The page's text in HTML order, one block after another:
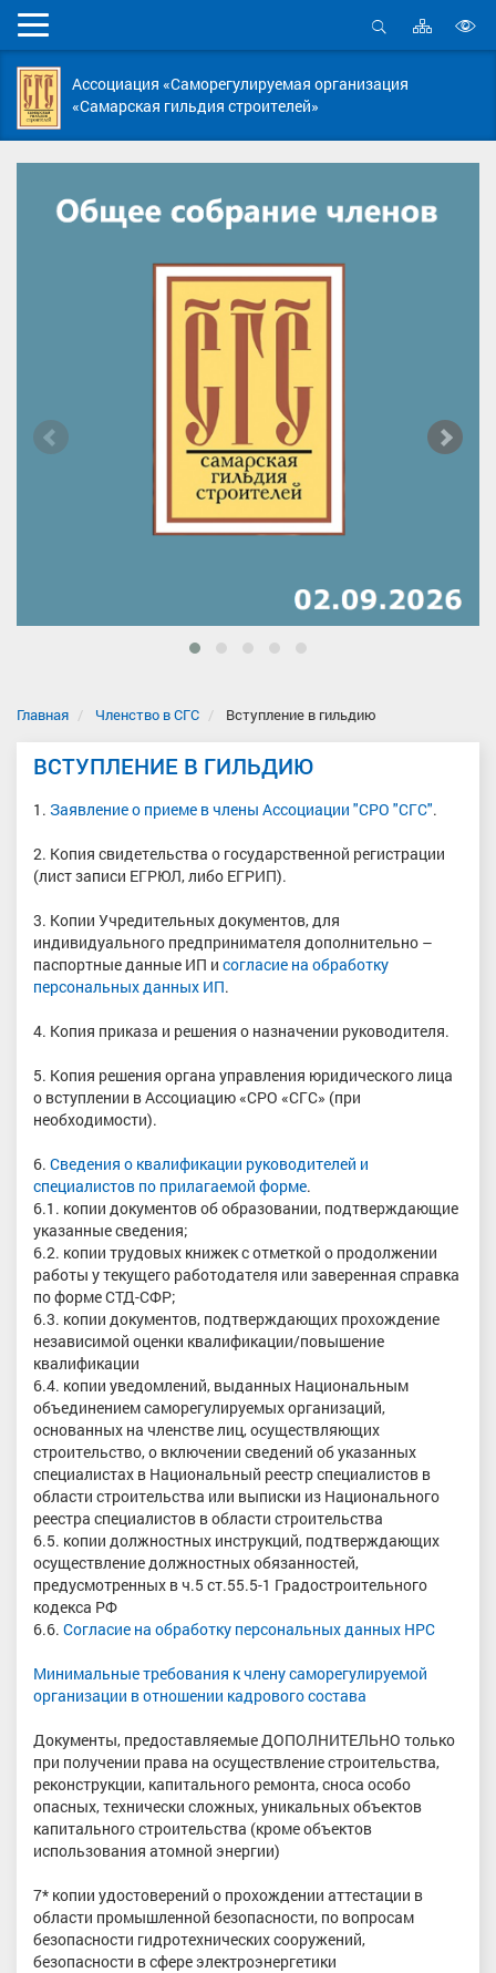
Мобильное
меню
Открыть
Карта
сайта
Ассоциация «Саморегулируемая организация
«Самарская гильдия строителей»
Главная Членство в СГС Вступление в гильдию
ВСТУПЛЕНИЕ В ГИЛЬДИЮ
1. Заявление о приеме в члены Ассоциации "СРО "СГС".
2. Копия свидетельства о государственной регистрации
(лист записи ЕГРЮЛ, либо ЕГРИП).
3. Копии Учредительных документов, для
индивидуального предпринимателя дополнительно –
паспортные данные ИП и согласие на обработку
персональных данных ИП.
4. Копия приказа и решения о назначении руководителя.
5. Копия решения органа управления юридического лица
о вступлении в Ассоциацию «СРО «СГС» (при
необходимости).
6. Сведения о квалификации руководителей и
специалистов по прилагаемой форме.
6.1. копии документов об образовании, подтверждающие
указанные сведения;
6.2. копии трудовых книжек с отметкой о продолжении
работы у текущего работодателя или заверенная справка
по форме СТД-СФР;
6.3. копии документов, подтверждающих прохождение
независимой оценки квалификации/повышение
квалификации
6.4. копии уведомлений, выданных Национальным
объединением саморегулируемых организаций,
основанных на членстве лиц, осуществляющих
строительство, о включении сведений об указанных
специалистах в Национальный реестр специалистов в
области строительства или выписки из Национального
реестра специалистов в области строительства
6.5. копии должностных инструкций, подтверждающих
осуществление должностных обязанностей,
предусмотренных в ч.5 ст.55.5-1 Градостроительного
кодекса РФ
6.6. Согласие на обработку персональных данных НРС
Минимальные требования к члену саморегулируемой
организации в отношении кадрового состава
Документы, предоставляемые ДОПОЛНИТЕЛЬНО только
при получении права на осуществление строительства,
реконструкции, капитального ремонта, сноса особо
опасных, технически сложных, уникальных объектов
капитального строительства (кроме объектов
использования атомной энергии)
7* копии удостоверений о прохождении аттестации в
области промышленной безопасности, по вопросам
безопасности гидротехнических сооружений,
безопасности в сфере электроэнергетики